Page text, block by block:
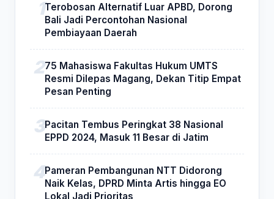
Terobosan Alternatif Luar APBD, Dorong
Bali Jadi Percontohan Nasional
Pembiayaan Daerah
75 Mahasiswa Fakultas Hukum UMTS
Resmi Dilepas Magang, Dekan Titip Empat
Pesan Penting
Pacitan Tembus Peringkat 38 Nasional
EPPD 2024, Masuk 11 Besar di Jatim
Pameran Pembangunan NTT Didorong
Naik Kelas, DPRD Minta Artis hingga EO
Lokal Jadi Prioritas